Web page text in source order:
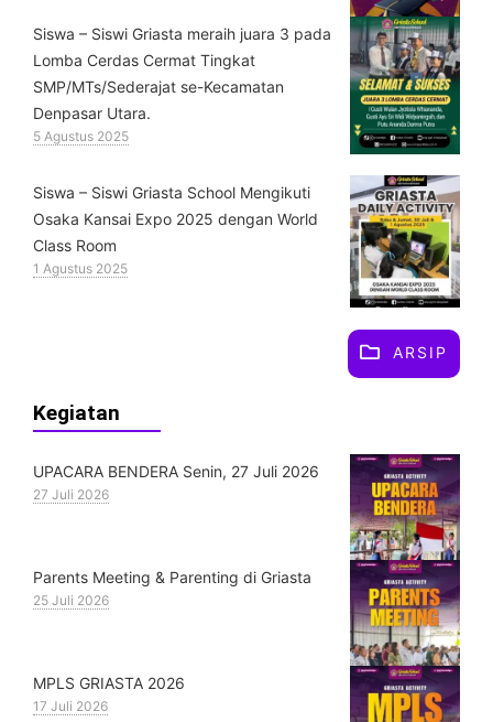
Siswa – Siswi Griasta meraih juara 3 pada
Lomba Cerdas Cermat Tingkat
SMP/MTs/Sederajat se-Kecamatan
Denpasar Utara.
5 Agustus 2025
Siswa – Siswi Griasta School Mengikuti
Osaka Kansai Expo 2025 dengan World
Class Room
1 Agustus 2025
ARSIP
Kegiatan
UPACARA BENDERA Senin, 27 Juli 2026
27 Juli 2026
Parents Meeting & Parenting di Griasta
25 Juli 2026
MPLS GRIASTA 2026
17 Juli 2026